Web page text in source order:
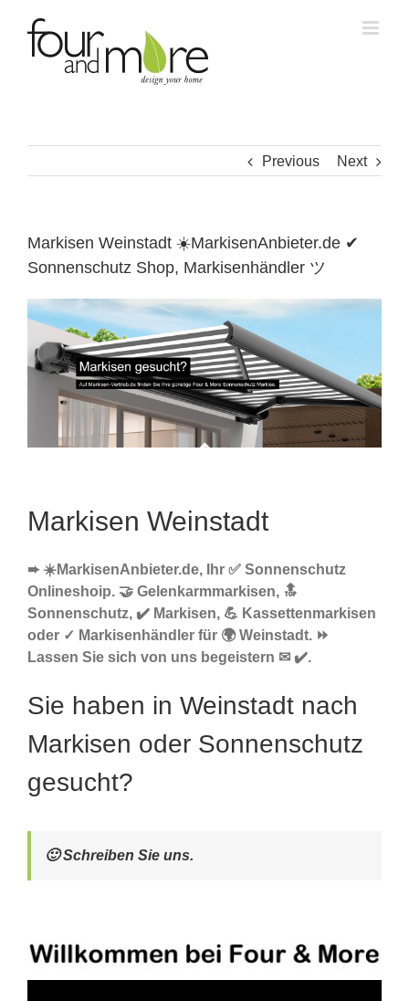
content
Previous Next
Markisen Weinstadt ☀️MarkisenAnbieter.de ✔
Sonnenschutz Shop, Markisenhändler ツ
Markisen Weinstadt
➨ ☀️MarkisenAnbieter.de, Ihr ✅ Sonnenschutz
Onlineshoip. 🤝 Gelenkarmmarkisen, 🔝
Sonnenschutz, ✔️ Markisen, 💪 Kassettenmarkisen
oder ✓ Markisenhändler für 🌍 Weinstadt. ⏩
Lassen Sie sich von uns begeistern ✉ ✔️.
Sie haben in Weinstadt nach
Markisen oder Sonnenschutz
gesucht?
🙂 Schreiben Sie uns.